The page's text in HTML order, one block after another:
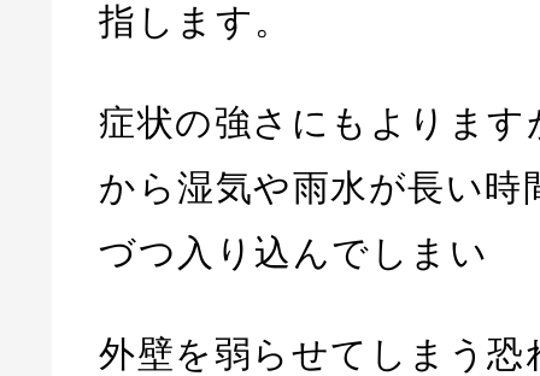
指します。
症状の強さにもよります
から湿気や雨水が長い時
づつ入り込んでしまい
外壁を弱らせてしまう恐